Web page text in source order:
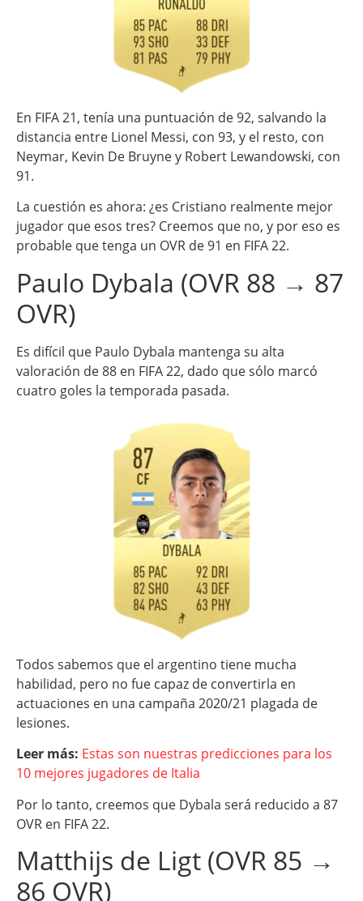
En FIFA 21, tenía una puntuación de 92, salvando la
distancia entre Lionel Messi, con 93, y el resto, con
Neymar, Kevin De Bruyne y Robert Lewandowski, con
91.
La cuestión es ahora: ¿es Cristiano realmente mejor
jugador que esos tres? Creemos que no, y por eso es
probable que tenga un OVR de 91 en FIFA 22.
Paulo Dybala (OVR 88 → 87
OVR)
Es difícil que Paulo Dybala mantenga su alta
valoración de 88 en FIFA 22, dado que sólo marcó
cuatro goles la temporada pasada.
Todos sabemos que el argentino tiene mucha
habilidad, pero no fue capaz de convertirla en
actuaciones en una campaña 2020/21 plagada de
lesiones.
Leer más: Estas son nuestras predicciones para los
10 mejores jugadores de Italia
Por lo tanto, creemos que Dybala será reducido a 87
OVR en FIFA 22.
Matthijs de Ligt (OVR 85 →
86 OVR)